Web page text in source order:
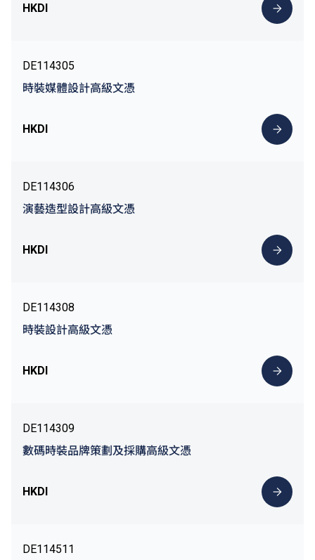
HKDI
DE114305
時裝媒體設計高級文憑
HKDI
DE114306
演藝造型設計高級文憑
HKDI
DE114308
時裝設計高級文憑
HKDI
DE114309
數碼時裝品牌策劃及採購高級文憑
HKDI
DE114511